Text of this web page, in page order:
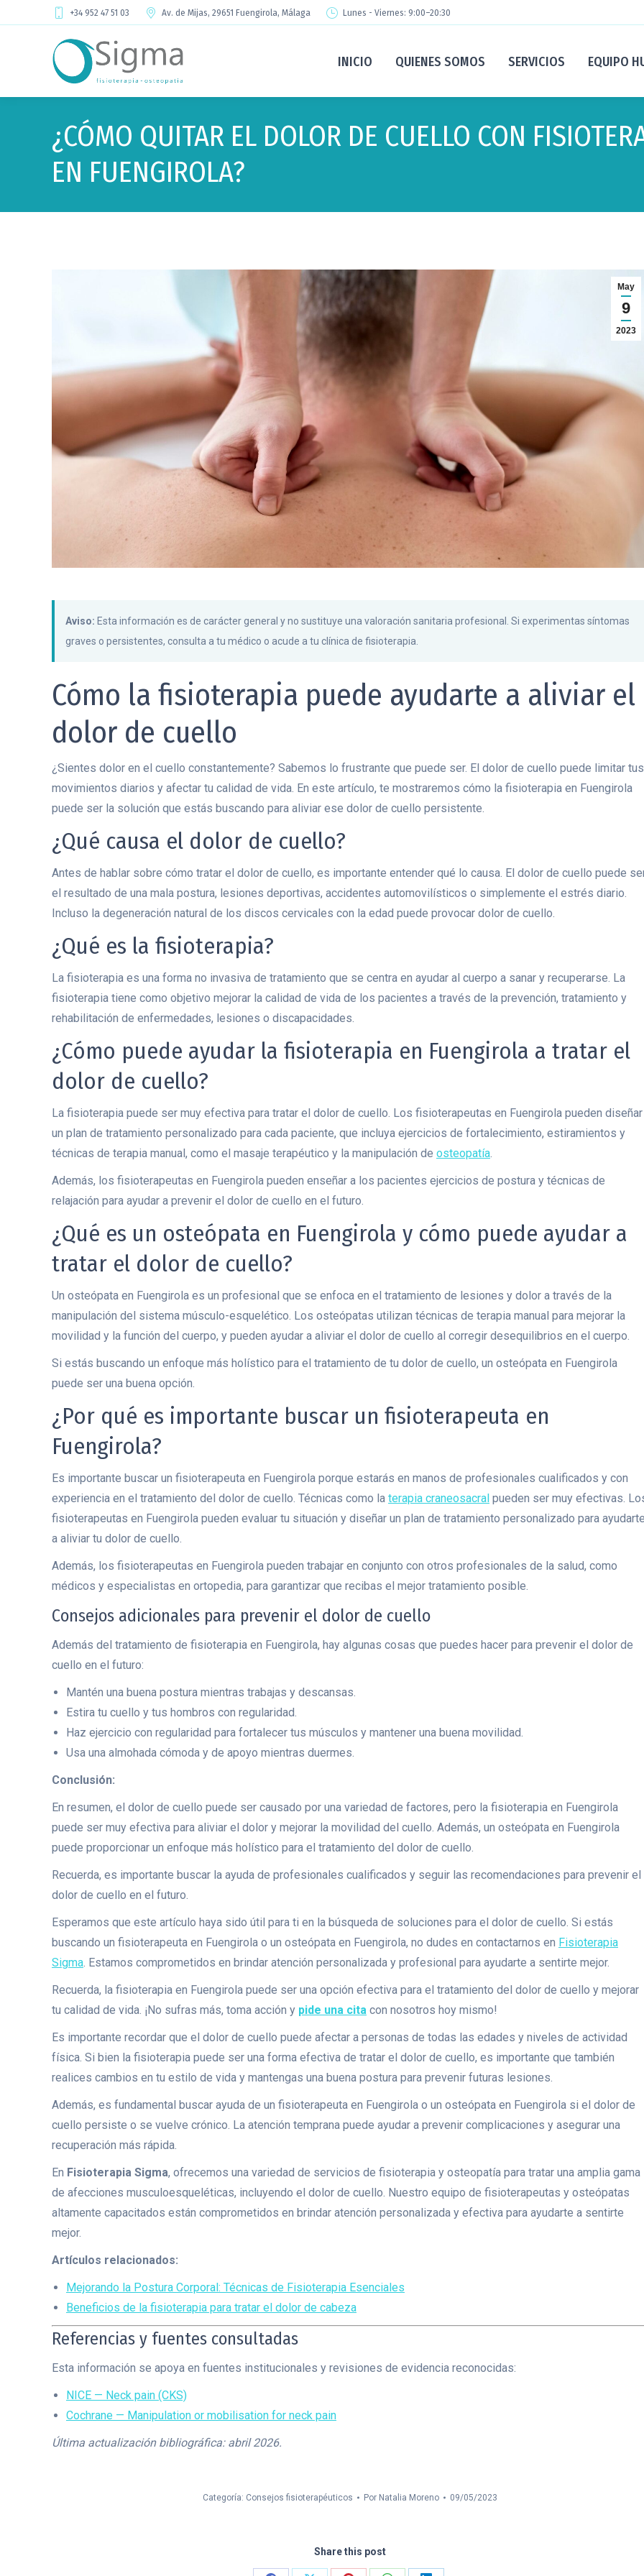
+34 952 47 51 03 Av. de Mijas, 29651 Fuengirola, Málaga Lunes - Viernes: 9:00–20:30
INICIO QUIENES SOMOS SERVICIOS EQUIPO
¿CÓMO QUITAR EL DOLOR DE CUELLO CON
EN FUENGIROLA?
May
9
2023
Aviso: Esta información es de carácter general y no sustituye una valoración sanitaria profesional. Si experimentas síntomas
graves o persistentes, consulta a tu médico o acude a tu clínica de fisioterapia.
Cómo la fisioterapia puede ayudarte a aliviar el
dolor de cuello
¿Sientes dolor en el cuello constantemente? Sabemos lo frustrante que puede ser. El dolor de cuello puede limitar tus
movimientos diarios y afectar tu calidad de vida. En este artículo, te mostraremos cómo la fisioterapia en Fuengirola
puede ser la solución que estás buscando para aliviar ese dolor de cuello persistente.
¿Qué causa el dolor de cuello?
Antes de hablar sobre cómo tratar el dolor de cuello, es importante entender qué lo causa. El dolor de cuello puede
el resultado de una mala postura, lesiones deportivas, accidentes automovilísticos o simplemente el estrés diario.
Incluso la degeneración natural de los discos cervicales con la edad puede provocar dolor de cuello.
¿Qué es la fisioterapia?
La fisioterapia es una forma no invasiva de tratamiento que se centra en ayudar al cuerpo a sanar y recuperarse. La
fisioterapia tiene como objetivo mejorar la calidad de vida de los pacientes a través de la prevención, tratamiento y
rehabilitación de enfermedades, lesiones o discapacidades.
¿Cómo puede ayudar la fisioterapia en Fuengirola a tratar el
dolor de cuello?
La fisioterapia puede ser muy efectiva para tratar el dolor de cuello. Los fisioterapeutas en Fuengirola pueden diseñar
un plan de tratamiento personalizado para cada paciente, que incluya ejercicios de fortalecimiento, estiramientos y
técnicas de terapia manual, como el masaje terapéutico y la manipulación de osteopatía.
Además, los fisioterapeutas en Fuengirola pueden enseñar a los pacientes ejercicios de postura y técnicas de
relajación para ayudar a prevenir el dolor de cuello en el futuro.
¿Qué es un osteópata en Fuengirola y cómo puede ayudar a
tratar el dolor de cuello?
Un osteópata en Fuengirola es un profesional que se enfoca en el tratamiento de lesiones y dolor a través de la
manipulación del sistema músculo-esquelético. Los osteópatas utilizan técnicas de terapia manual para mejorar la
movilidad y la función del cuerpo, y pueden ayudar a aliviar el dolor de cuello al corregir desequilibrios en el cuerpo.
Si estás buscando un enfoque más holístico para el tratamiento de tu dolor de cuello, un osteópata en Fuengirola
puede ser una buena opción.
¿Por qué es importante buscar un fisioterapeuta en
Fuengirola?
Es importante buscar un fisioterapeuta en Fuengirola porque estarás en manos de profesionales cualificados y con
experiencia en el tratamiento del dolor de cuello. Técnicas como la terapia craneosacral pueden ser muy efectivas.
fisioterapeutas en Fuengirola pueden evaluar tu situación y diseñar un plan de tratamiento personalizado para
a aliviar tu dolor de cuello.
Además, los fisioterapeutas en Fuengirola pueden trabajar en conjunto con otros profesionales de la salud, como
médicos y especialistas en ortopedia, para garantizar que recibas el mejor tratamiento posible.
Consejos adicionales para prevenir el dolor de cuello
Además del tratamiento de fisioterapia en Fuengirola, hay algunas cosas que puedes hacer para prevenir el dolor de
cuello en el futuro:
Mantén una buena postura mientras trabajas y descansas.
Estira tu cuello y tus hombros con regularidad.
Haz ejercicio con regularidad para fortalecer tus músculos y mantener una buena movilidad.
Usa una almohada cómoda y de apoyo mientras duermes.
Conclusión:
En resumen, el dolor de cuello puede ser causado por una variedad de factores, pero la fisioterapia en Fuengirola
puede ser muy efectiva para aliviar el dolor y mejorar la movilidad del cuello. Además, un osteópata en Fuengirola
puede proporcionar un enfoque más holístico para el tratamiento del dolor de cuello.
Recuerda, es importante buscar la ayuda de profesionales cualificados y seguir las recomendaciones para prevenir el
dolor de cuello en el futuro.
Esperamos que este artículo haya sido útil para ti en la búsqueda de soluciones para el dolor de cuello. Si estás
buscando un fisioterapeuta en Fuengirola o un osteópata en Fuengirola, no dudes en contactarnos en Fisioterapia
Sigma. Estamos comprometidos en brindar atención personalizada y profesional para ayudarte a sentirte mejor.
Recuerda, la fisioterapia en Fuengirola puede ser una opción efectiva para el tratamiento del dolor de cuello y mejorar
tu calidad de vida. ¡No sufras más, toma acción y pide una cita con nosotros hoy mismo!
Es importante recordar que el dolor de cuello puede afectar a personas de todas las edades y niveles de actividad
física. Si bien la fisioterapia puede ser una forma efectiva de tratar el dolor de cuello, es importante que también
realices cambios en tu estilo de vida y mantengas una buena postura para prevenir futuras lesiones.
Además, es fundamental buscar ayuda de un fisioterapeuta en Fuengirola o un osteópata en Fuengirola si el dolor de
cuello persiste o se vuelve crónico. La atención temprana puede ayudar a prevenir complicaciones y asegurar una
recuperación más rápida.
En Fisioterapia Sigma, ofrecemos una variedad de servicios de fisioterapia y osteopatía para tratar una amplia gama
de afecciones musculoesqueléticas, incluyendo el dolor de cuello. Nuestro equipo de fisioterapeutas y osteópatas
altamente capacitados están comprometidos en brindar atención personalizada y efectiva para ayudarte a sentirte
mejor.
Artículos relacionados:
Mejorando la Postura Corporal: Técnicas de Fisioterapia Esenciales
Beneficios de la fisioterapia para tratar el dolor de cabeza
Referencias y fuentes consultadas
Esta información se apoya en fuentes institucionales y revisiones de evidencia reconocidas:
NICE — Neck pain (CKS)
Cochrane — Manipulation or mobilisation for neck pain
Última actualización bibliográfica: abril 2026.
Categoría: Consejos fisioterapéuticos Por Natalia Moreno 09/05/2023
Share this post